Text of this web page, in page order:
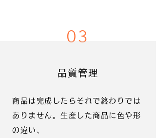
03
品質管理
商品は完成したらそれで終わりでは
ありません。生産した商品に色や形
の違い、